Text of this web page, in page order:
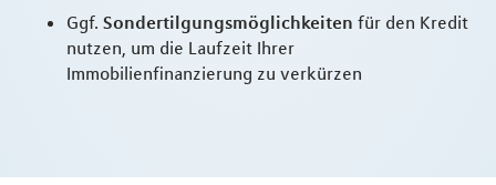
Ggf. Sondertilgungsmöglichkeiten für den Kredit
nutzen, um die Laufzeit Ihrer
Immobilienfinanzierung zu verkürzen